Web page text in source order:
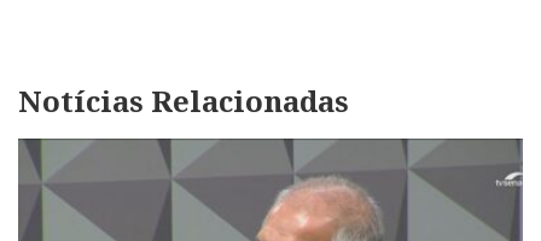
Notícias Relacionadas